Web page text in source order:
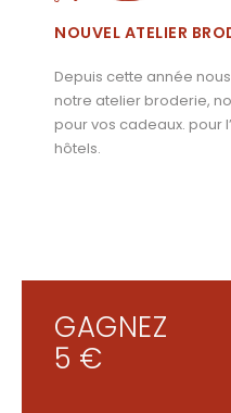
NOUVEL ATELIER
Depuis cette année
notre atelier broderie,
pour vos cadeaux. pour
hôtels.
GAGNEZ
5 €